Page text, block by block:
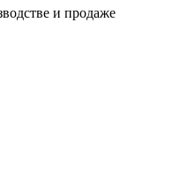
и продаже